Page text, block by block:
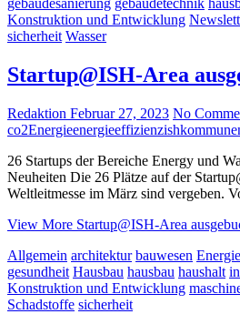
gebäudesanierung gebäudetechnik
Konstruktion und Entwicklung
sicherheit Wasser
Startup@ISH-Area
Redaktion Februar 27, 2023 No
co2Energieenergieeffizienzish
26 Startups der Bereiche Energy und
Neuheiten Die 26 Plätze auf der
Weltleitmesse im März sind vergeben.
View More Startup@ISH-Area
Allgemein architektur bauwesen Energie
gesundheit Hausbau hausbau haushalt
Konstruktion und Entwicklung
Schadstoffe sicherheit